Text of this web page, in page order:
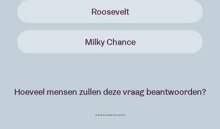
Roosevelt
Milky Chance
Hoeveel mensen zullen deze vraag beantwoorden?